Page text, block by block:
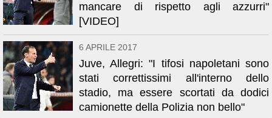
mancare di rispetto agli azzurri"
[VIDEO]
6 APRILE 2017
Juve, Allegri: "I tifosi napoletani sono
stati correttissimi all'interno dello
stadio, ma essere scortati da dodici
camionette della Polizia non bello"